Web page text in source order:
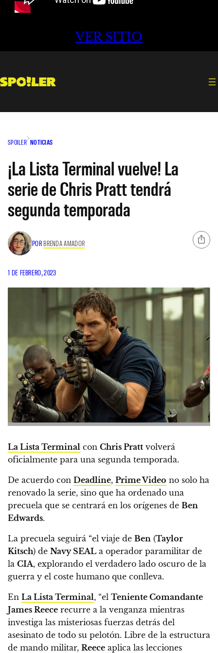
VER SITIO
SPOILER NOTICIAS
¡La Lista Terminal vuelve! La
serie de Chris Pratt tendrá
segunda temporada
POR BRENDA AMADOR
1 DE FEBRERO, 2023
La Lista Terminal con Chris Pratt volverá
oficialmente para una segunda temporada.
De acuerdo con Deadline, Prime Video no solo ha
renovado la serie, sino que ha ordenado una
precuela que se centrará en los orígenes de Ben
Edwards.
La precuela seguirá “el viaje de Ben (Taylor
Kitsch) de Navy SEAL a operador paramilitar de
la CIA, explorando el verdadero lado oscuro de la
guerra y el coste humano que conlleva.
En La Lista Terminal, “el Teniente Comandante
James Reece recurre a la venganza mientras
investiga las misteriosas fuerzas detrás del
asesinato de todo su pelotón. Libre de la estructura
de mando militar, Reece aplica las lecciones